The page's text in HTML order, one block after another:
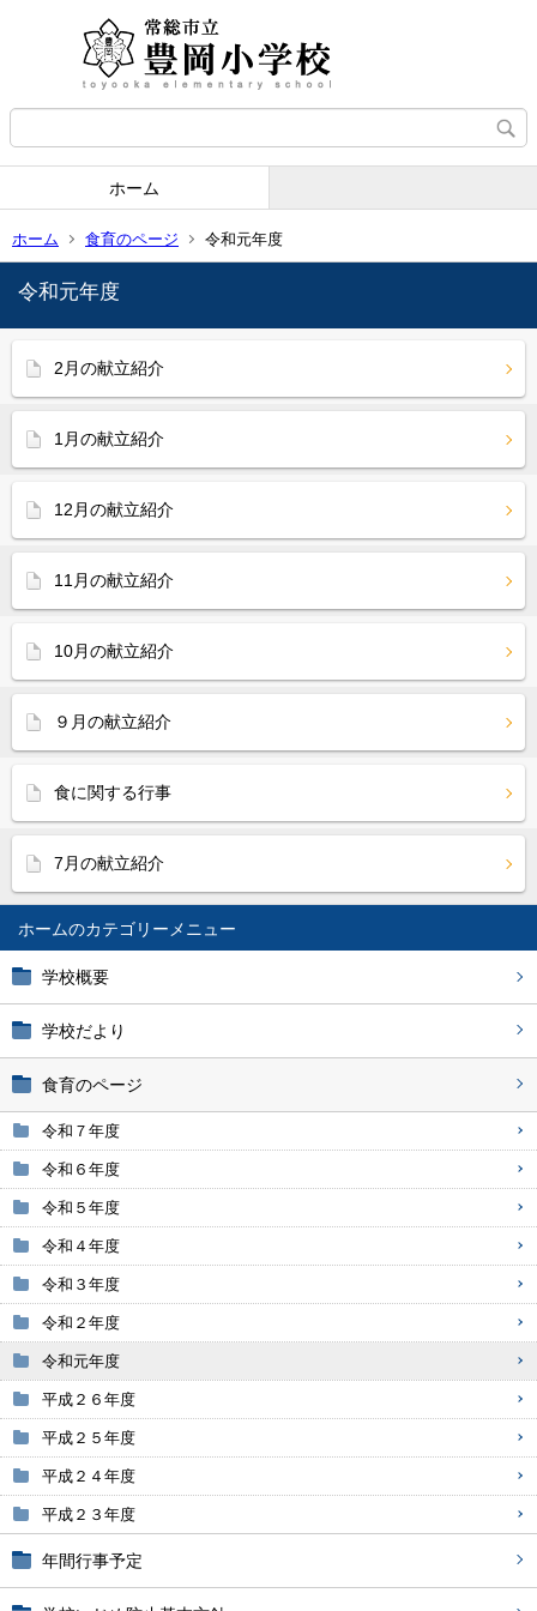
ホーム
ホーム 食育のページ 令和元年度
ホーム
学校概要
学校だより
食育のページ
令和７年度
令和６年度
令和５年度
令和４年度
令和３年度
令和２年度
令和元年度
平成２６年度
平成２５年度
平成２４年度
平成２３年度
年間行事予定
令和元年度
2月の献立紹介
1月の献立紹介
12月の献立紹介
11月の献立紹介
10月の献立紹介
９月の献立紹介
食に関する行事
7月の献立紹介